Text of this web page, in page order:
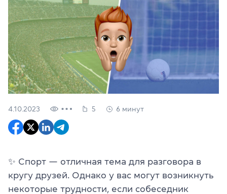
4.10.2023 5 6 минут
✨ Спорт — отличная тема для разговора в
кругу друзей. Однако у вас могут возникнуть
некоторые трудности, если собеседник